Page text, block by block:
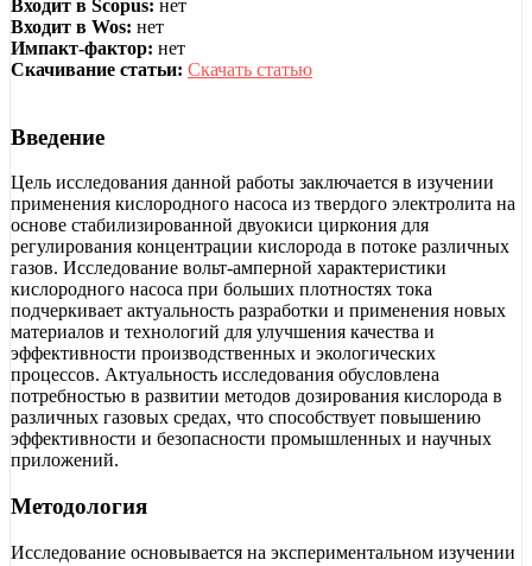
Входит в Scopus: нет
Входит в Wos: нет
Импакт-фактор: нет
Скачивание статьи: Скачать статью
Введение
Цель исследования данной работы заключается в изучении
применения кислородного насоса из твердого электролита на
основе стабилизированной двуокиси циркония для
регулирования концентрации кислорода в потоке различных
газов. Исследование вольт-амперной характеристики
кислородного насоса при больших плотностях тока
подчеркивает актуальность разработки и применения новых
материалов и технологий для улучшения качества и
эффективности производственных и экологических
процессов. Актуальность исследования обусловлена
потребностью в развитии методов дозирования кислорода в
различных газовых средах, что способствует повышению
эффективности и безопасности промышленных и научных
приложений.
Методология
Исследование основывается на экспериментальном изучении